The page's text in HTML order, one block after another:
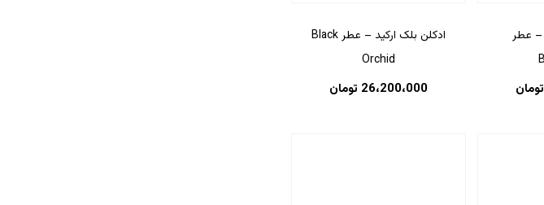
– عطر
تومان
ادکلن بلک ارکید – عطر Black
Orchid
26،200،000 تومان